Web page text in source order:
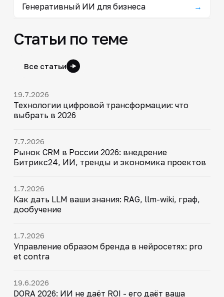
Генеративный ИИ для бизнеса →
Статьи по теме
Все статьи
19.7.2026
Технологии цифровой трансформации: что
выбрать в 2026
7.7.2026
Рынок CRM в России 2026: внедрение
Битрикс24, ИИ, тренды и экономика проектов
1.7.2026
Как дать LLM ваши знания: RAG, llm-wiki, граф,
дообучение
1.7.2026
Управление образом бренда в нейросетях: pro
et contra
19.6.2026
DORA 2026: ИИ не даёт ROI - его даёт ваша